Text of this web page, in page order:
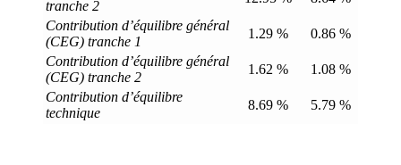
tranche 2
Contribution d’équilibre général
(CEG) tranche 1
1.29 %
0.86 %
Contribution d’équilibre général
(CEG) tranche 2
1.62 %
1.08 %
Contribution d’équilibre
technique
8.69 % 5.79 %